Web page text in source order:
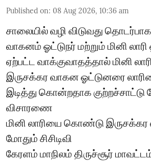
Published on: 08 Aug 2026, 10:36 am
சாலையில் வழி விடுவது
வாகனம் ஓட்டுநர் மற்றும் மினி லாரி
ஏற்பட்ட வாக்குவாதத்தால் மினி
இருசக்கர வாகன ஓட்டுனரை
இடித்து கொன்றதாக குற்றச்சாட்டு
விசாரணை
மினி லாரியை கொண்டு
மோதும் சிசிடிவி
கேரளம் மாநிலம் திருச்சூர்